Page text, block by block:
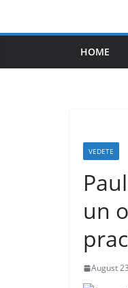
HOME
VEDETE
un
August